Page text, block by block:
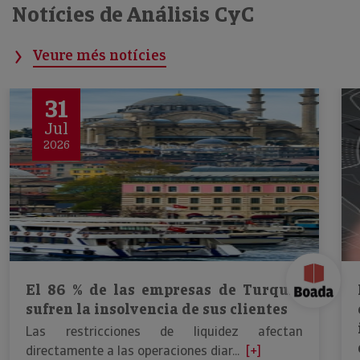
Notícies de Análisis CyC
Veure més notícies
31
Jul
2026
El 86 % de las empresas de Turquía
sufren la insolvencia de sus clientes
Las restricciones de liquidez afectan
directamente a las operaciones diar... [+]